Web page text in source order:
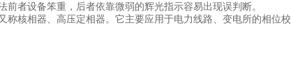
者设备笨重，后者依靠微弱的辉光指示容易出现误判断。
核相器、高压定相器。它主要应用于电力线路、变电所的相位